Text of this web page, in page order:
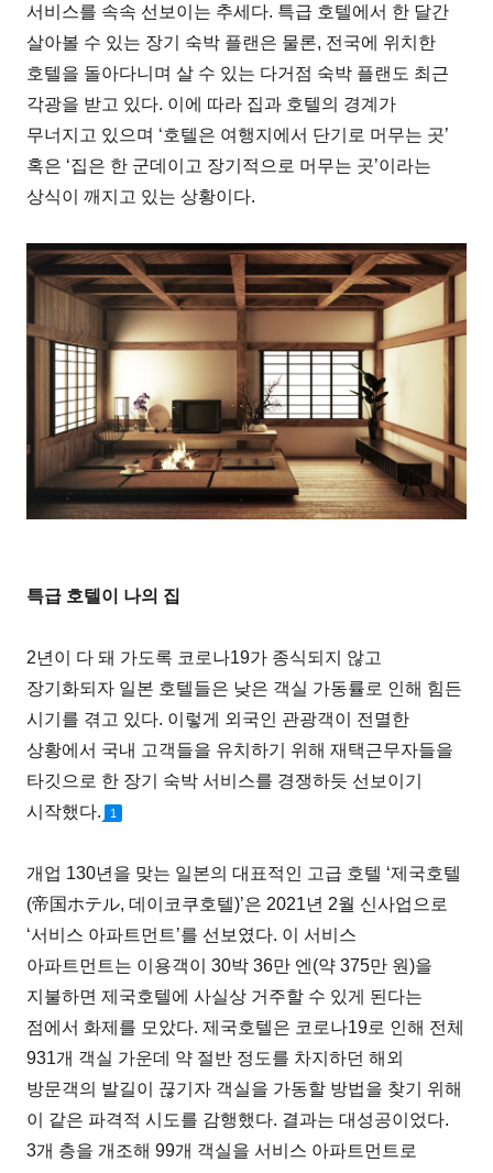
서비스를 속속 선보이는 추세다. 특급 호텔에서 한 달간
살아볼 수 있는 장기 숙박 플랜은 물론, 전국에 위치한
호텔을 돌아다니며 살 수 있는 다거점 숙박 플랜도 최근
각광을 받고 있다. 이에 따라 집과 호텔의 경계가
무너지고 있으며 ‘호텔은 여행지에서 단기로 머무는 곳’
혹은 ‘집은 한 군데이고 장기적으로 머무는 곳’이라는
상식이 깨지고 있는 상황이다.
특급 호텔이 나의 집
2년이 다 돼 가도록 코로나19가 종식되지 않고
장기화되자 일본 호텔들은 낮은 객실 가동률로 인해 힘든
시기를 겪고 있다. 이렇게 외국인 관광객이 전멸한
상황에서 국내 고객들을 유치하기 위해 재택근무자들을
타깃으로 한 장기 숙박 서비스를 경쟁하듯 선보이기
시작했다.
1
개업 130년을 맞는 일본의 대표적인 고급 호텔 ‘제국호텔
(帝国ホテル, 데이코쿠호텔)’은 2021년 2월 신사업으로
‘서비스 아파트먼트’를 선보였다. 이 서비스
아파트먼트는 이용객이 30박 36만 엔(약 375만 원)을
지불하면 제국호텔에 사실상 거주할 수 있게 된다는
점에서 화제를 모았다. 제국호텔은 코로나19로 인해 전체
931개 객실 가운데 약 절반 정도를 차지하던 해외
방문객의 발길이 끊기자 객실을 가동할 방법을 찾기 위해
이 같은 파격적 시도를 감행했다. 결과는 대성공이었다.
3개 층을 개조해 99개 객실을 서비스 아파트먼트로